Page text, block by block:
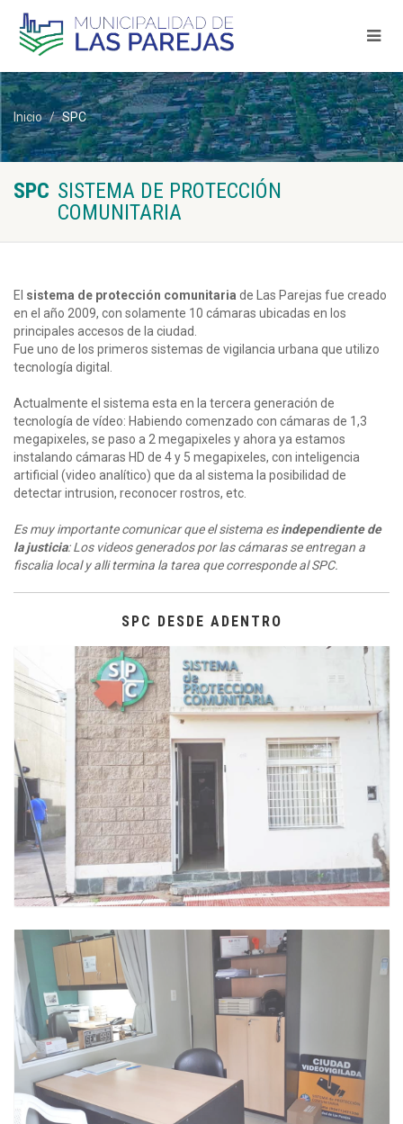
Inicio SPC
SPC SISTEMA DE PROTECCIÓN
COMUNITARIA
El sistema de protección comunitaria de Las Parejas fue creado
en el año 2009, con solamente 10 cámaras ubicadas en los
principales accesos de la ciudad.
Fue uno de los primeros sistemas de vigilancia urbana que utilizo
tecnología digital.
Actualmente el sistema esta en la tercera generación de
tecnología de vídeo: Habiendo comenzado con cámaras de 1,3
megapixeles, se paso a 2 megapixeles y ahora ya estamos
instalando cámaras HD de 4 y 5 megapixeles, con inteligencia
artificial (video analítico) que da al sistema la posibilidad de
detectar intrusion, reconocer rostros, etc.
Es muy importante comunicar que el sistema esindependiente de
la justicia: Los videos generados por las cámaras se entregan a
fiscalia local y alli termina la tarea que corresponde al SPC.
SPC DESDE ADENTRO